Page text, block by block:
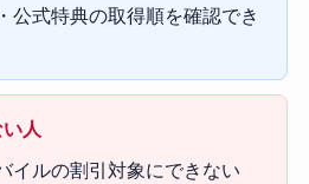
公式特典の取得順を確認でき
人
イルの割引対象にできない